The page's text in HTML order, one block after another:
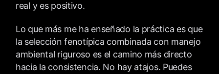
real y es positivo.
Lo que más me ha enseñado la práctica es que
la selección fenotípica combinada con manejo
ambiental riguroso es el camino más directo
hacia la consistencia. No hay atajos. Puedes